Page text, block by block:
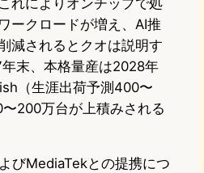
れによりオンチップで処
ークロードが増え、AI推
減されるとクオは説明す
末、本格量産は2028年
（生涯出荷予測400〜
200万台が上積みされる
びMediaTekとの提携につ